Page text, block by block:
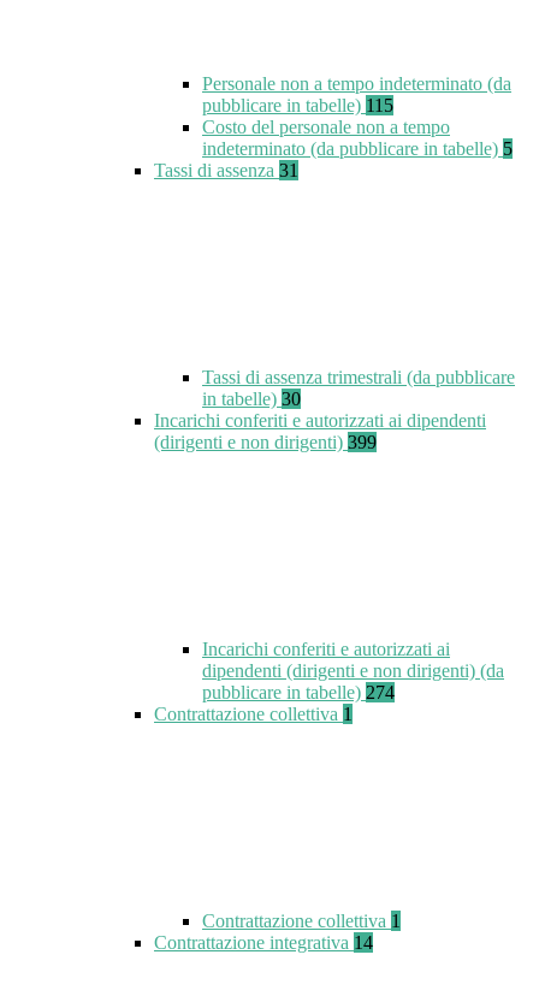
Personale non a tempo indeterminato (da
pubblicare in tabelle) 115
Costo del personale non a tempo
indeterminato (da pubblicare in tabelle) 5
Tassi di assenza 31
Tassi di assenza trimestrali (da pubblicare
in tabelle) 30
Incarichi conferiti e autorizzati ai dipendenti
(dirigenti e non dirigenti) 399
Incarichi conferiti e autorizzati ai
dipendenti (dirigenti e non dirigenti) (da
pubblicare in tabelle) 274
Contrattazione collettiva 1
Contrattazione collettiva 1
Contrattazione integrativa 14